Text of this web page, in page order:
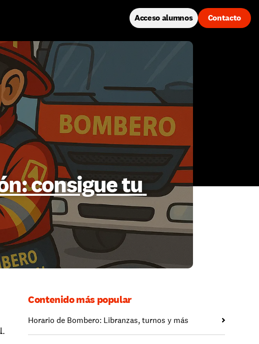
Acceso alumnos Contacto
consigue tu
Contenido más popular
Horario de Bombero: Libranzas, turnos y más